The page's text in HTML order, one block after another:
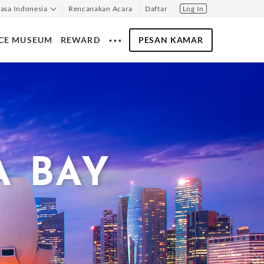
Indonesia Rencanakan Acara Daftar Log In
MUSEUM REWARD ‧ ‧ ‧ PESAN KAMAR
BAY